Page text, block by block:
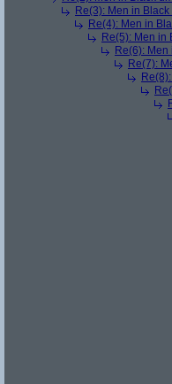
Re(3): Men in
Re(4): Men in
Re(5): Men in
Re(6):
Re(7):